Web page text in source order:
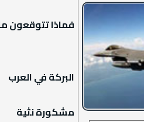
فماذا تتوقعون
البركة في العرب
مشكورة نثية